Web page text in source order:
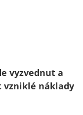
vyzvednut a
náklady